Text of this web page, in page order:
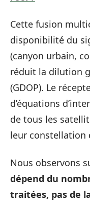
Cette fusion
disponibilité du
(canyon urbain,
réduit la dilution
(GDOP). Le
d’équations
de tous les
leur constellation
Nous observons
dépend du
traitées, pas de